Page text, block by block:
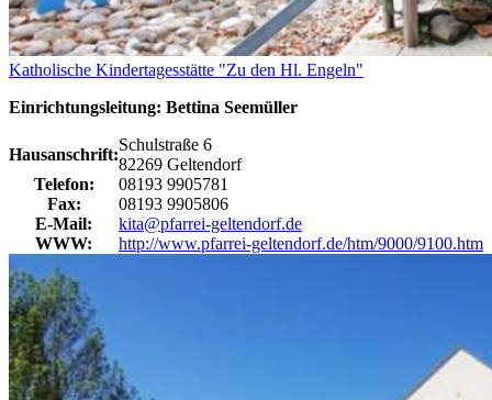
Katholische Kindertagesstätte "Zu den Hl. Engeln"
Einrichtungsleitung: Bettina Seemüller
Hausanschrift:
Schulstraße 6
82269 Geltendorf
Telefon:
08193 9905781
Fax:
08193 9905806
E-Mail:
kita@pfarrei-geltendorf.de
WWW:
http://www.pfarrei-geltendorf.de/htm/9000/9100.htm